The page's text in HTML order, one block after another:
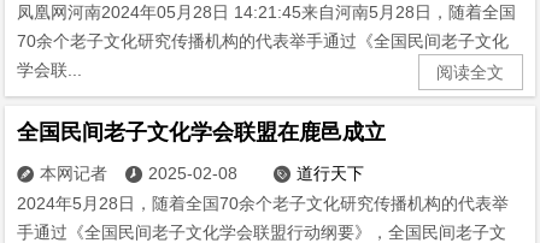
凤凰网河南2024年05月28日 14:21:45来自河南5月28日，随着全国
70余个老子文化研究传播机构的代表举手通过《全国民间老子文化
学会联...
阅读全文
全国民间老子文化学会联盟在鹿邑成立
 本网记者  2025-02-08  道行天下
2024年5月28日，随着全国70余个老子文化研究传播机构的代表举
手通过《全国民间老子文化学会联盟行动纲要》，全国民间老子文